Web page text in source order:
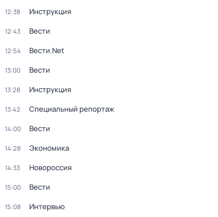
12:38 Инструкция
12:43 Вести
12:54 Вести.Net
13:00 Вести
13:28 Инструкция
13:42 Специальный репортаж
14:00 Вести
14:28 Экономика
14:33 Новороссия
15:00 Вести
15:08 Интервью